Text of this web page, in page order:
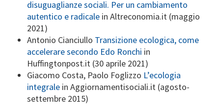
disuguaglianze sociali. Per un cambiamento
autentico e radicale in Altreconomia.it (maggio
2021)
Antonio Cianciullo Transizione ecologica, come
accelerare secondo Edo Ronchi in
Huffingtonpost.it (30 aprile 2021)
Giacomo Costa, Paolo Foglizzo L’ecologia
integrale in Aggiornamentisociali.it (agosto-
settembre 2015)